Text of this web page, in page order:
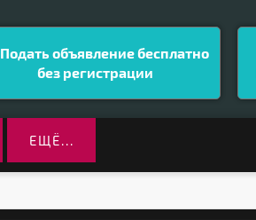
Подать объявление бесплатно
без регистрации
ЕЩЁ...